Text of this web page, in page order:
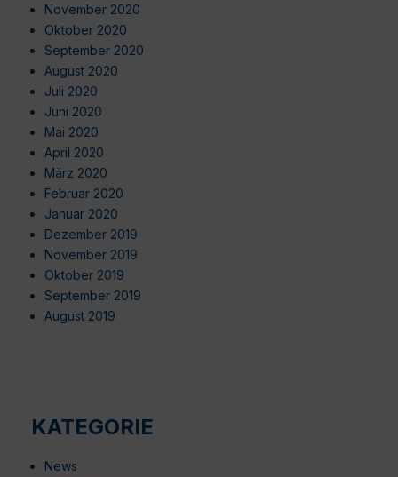
November 2020
Oktober 2020
September 2020
August 2020
Juli 2020
Juni 2020
Mai 2020
April 2020
März 2020
Februar 2020
Januar 2020
Dezember 2019
November 2019
Oktober 2019
September 2019
August 2019
KATEGORIE
News